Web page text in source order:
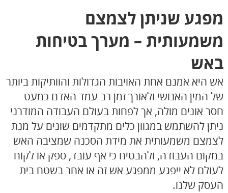
מפגע שניתן לצמצם
משמעותית – מערך בטיחות
באש
אש היא אמנם אחת האויבות הגדולות והוותיקות ביותר
של המין האנושי ולאורך זמן רב עמד האדם כמעט
חסר אונים מולה, אך לפחות בעולם העבודה המודרני
ניתן להשתמש במגוון כלים מתקדמים שונים על מנת
לצמצם משמעותית את מידת הסכנה שמציבה האש
במקום העבודה, ולהבטיח כי אף עובד, ספק או לקוח
לעולם לא ייפגע ממפגע אש זה או אחר בשטח בית
העסק שלנו.